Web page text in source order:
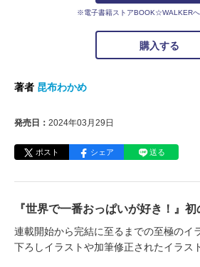
※電子書籍ストアBOOK☆WALKERへ
購入する
著者 昆布わかめ
発売日： 2024年03月29日
ポスト シェア 送る
『世界で一番おっぱいが好き！』初
連載開始から完結に至るまでの至極のイ
下ろしイラストや加筆修正されたイラス